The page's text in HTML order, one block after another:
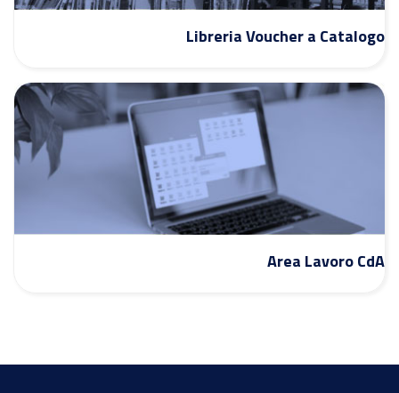
Libreria Voucher a Catalogo
Area Lavoro CdA